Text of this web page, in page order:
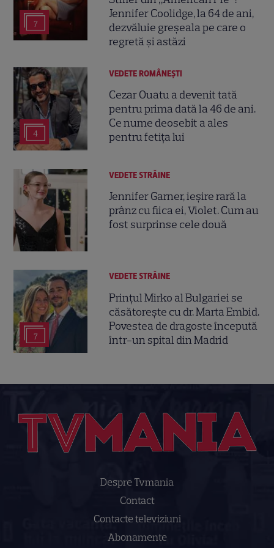
7
Jennifer Coolidge, la 64 de ani,
dezvăluie greșeala pe care o
regretă și astăzi
4
VEDETE ROMÂNEŞTI
Cezar Ouatu a devenit tată
pentru prima dată la 46 de ani.
Ce nume deosebit a ales
pentru fetița lui
VEDETE STRĂINE
Jennifer Garner, ieșire rară la
prânz cu fiica ei, Violet. Cum au
fost surprinse cele două
7
VEDETE STRĂINE
Prințul Mirko al Bulgariei se
căsătorește cu dr. Marta Embid.
Povestea de dragoste începută
într-un spital din Madrid
Despre Tvmania
Contact
Contacte televiziuni
Abonamente